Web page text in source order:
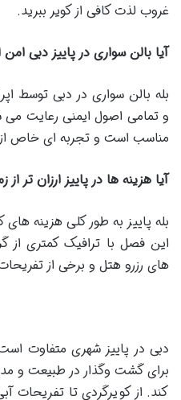
غروب لذت کافی از کویر ببرید.
آیا بالن سواری در پاییز دبی
بله بالن سواری در دبی توسط
و تمامی اصول ایمنی رعایت می
مناسب است و تجربه ای خاص از
آیا هزینه ها در پاییز ارزان تر
بله پاییز به طور کلی هزینه
این فصل با ترافیک کمتری از
های رزرو هتل و برخی از
دبی در پاییز شهری متفاوت
برای گشت وگذار در طبیعت و
کند. از کویرگردی تا تفریحات